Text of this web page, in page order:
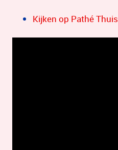
Kijken op Pathé Thuis